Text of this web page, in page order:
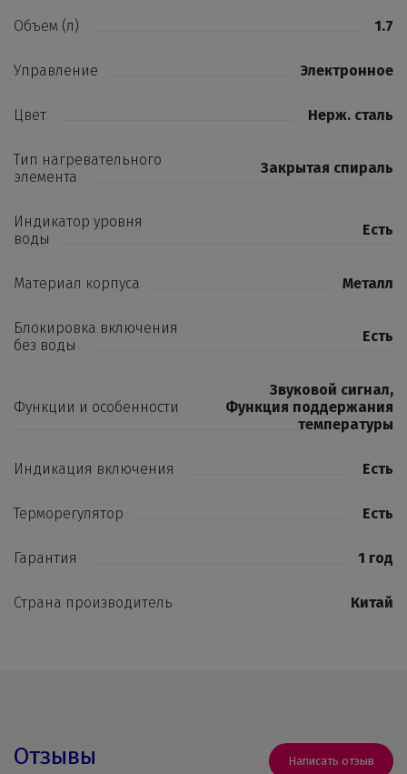
Объем (л) 1.7
Управление Электронное
Цвет Нерж. сталь
Тип нагревательного
элемента
Закрытая спираль
Индикатор уровня
воды
Есть
Материал корпуса Металл
Блокировка включения
без воды
Есть
Функции и особенности
Звуковой сигнал,
Функция поддержания
температуры
Индикация включения Есть
Терморегулятор Есть
Гарантия 1 год
Страна производитель Китай
Отзывы Написать отзыв